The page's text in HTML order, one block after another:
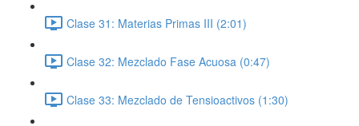
Clase 31: Materias Primas III (2:01)
Clase 32: Mezclado Fase Acuosa (0:47)
Clase 33: Mezclado de Tensioactivos (1:30)